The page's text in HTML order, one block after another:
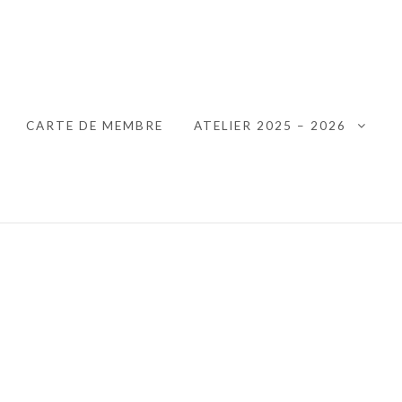
CHILD MENU
CARTE DE MEMBRE ATELIER 2025 – 2026